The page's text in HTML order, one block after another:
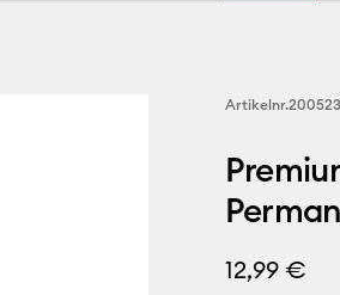
Artikelnr.
12,99 €